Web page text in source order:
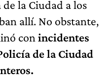
la Ciudad a los
allí. No obstante,
con incidentes
de la Ciudad